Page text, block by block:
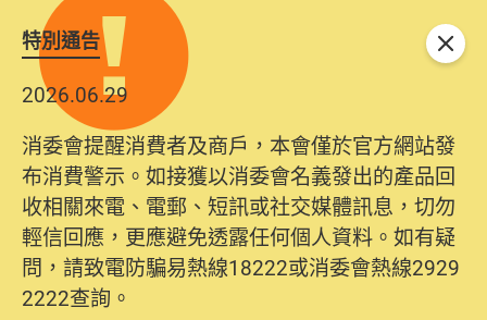
特別通告
2026.06.29
消委會提醒消費者及商戶，本會僅於官方網站發
布消費警示。如接獲以消委會名義發出的產品回
收相關來電、電郵、短訊或社交媒體訊息，切勿
輕信回應，更應避免透露任何個人資料。如有疑
問，請致電防騙易熱線18222或消委會熱線2929
2222查詢。
關閉